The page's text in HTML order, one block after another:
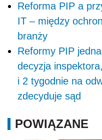
Reforma PIP a
IT – między
branży
Reformy PIP
decyzja
i 2 tygodnie na
zdecyduje sąd
POWIĄZANE